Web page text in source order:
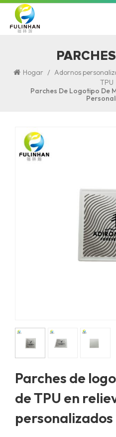
Hogar / Adornos
TPU
Parches De Logotipo De
Parches de
de TPU en
personalizados